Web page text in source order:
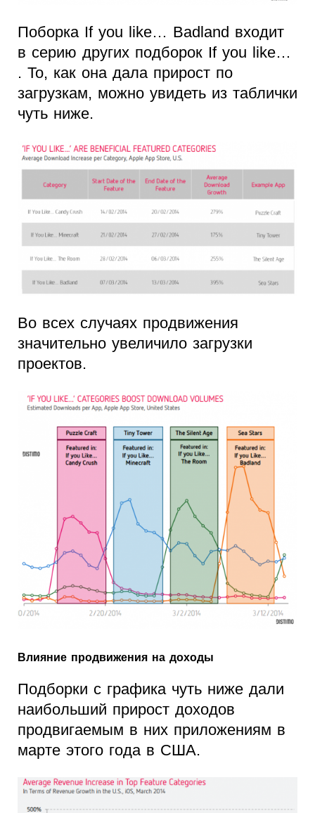
Поборка If you like… Badland входит
в серию других подборок If you like…
. То, как она дала прирост по
загрузкам, можно увидеть из таблички
чуть ниже.
Во всех случаях продвижения
значительно увеличило загрузки
проектов.
Влияние продвижения на доходы
Подборки с графика чуть ниже дали
наибольший прирост доходов
продвигаемым в них приложениям в
марте этого года в США.